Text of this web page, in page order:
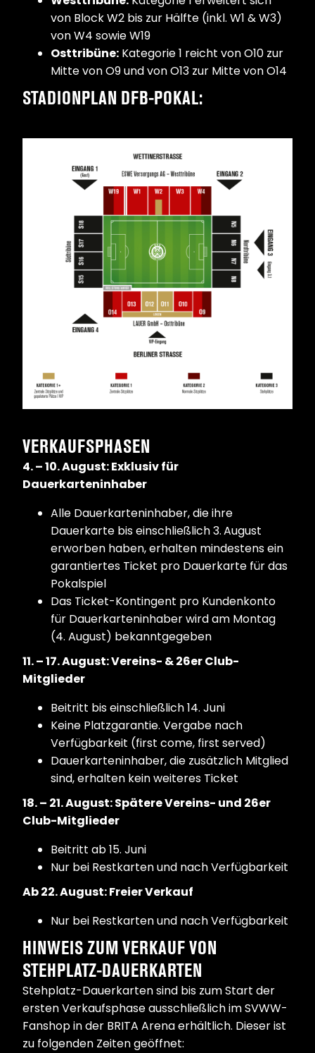
von Block W2 bis zur Hälfte (inkl. W1 & W3)
von W4 sowie W19
Osttribüne: Kategorie 1 reicht von O10 zur
Mitte von O9 und von O13 zur Mitte von O14
STADIONPLAN DFB-POKAL:
VERKAUFSPHASEN
4. – 10. August: Exklusiv für
Dauerkarteninhaber
Alle Dauerkarteninhaber, die ihre
Dauerkarte bis einschließlich 3.August
erworben haben, erhalten mindestens ein
garantiertes Ticket pro Dauerkarte für das
Pokalspiel
Das Ticket-Kontingent pro Kundenkonto
für Dauerkarteninhaber wird am Montag
(4. August) bekanntgegeben
11. – 17. August: Vereins- & 26er Club-
Mitglieder
Beitritt bis einschließlich 14. Juni
Keine Platzgarantie. Vergabe nach
Verfügbarkeit (first come, first served)
Dauerkarteninhaber, die zusätzlich Mitglied
sind, erhalten kein weiteres Ticket
18. – 21. August: Spätere Vereins- und 26er
Club-Mitglieder
Beitritt ab 15. Juni
Nur bei Restkarten und nach Verfügbarkeit
Ab 22. August: Freier Verkauf
Nur bei Restkarten und nach Verfügbarkeit
HINWEIS ZUM VERKAUF VON
STEHPLATZ-DAUERKARTEN
Stehplatz-Dauerkarten sind bis zum Start der
ersten Verkaufsphase ausschließlich im SVWW-
Fanshop in der BRITA Arena erhältlich. Dieser ist
zu folgenden Zeiten geöffnet: